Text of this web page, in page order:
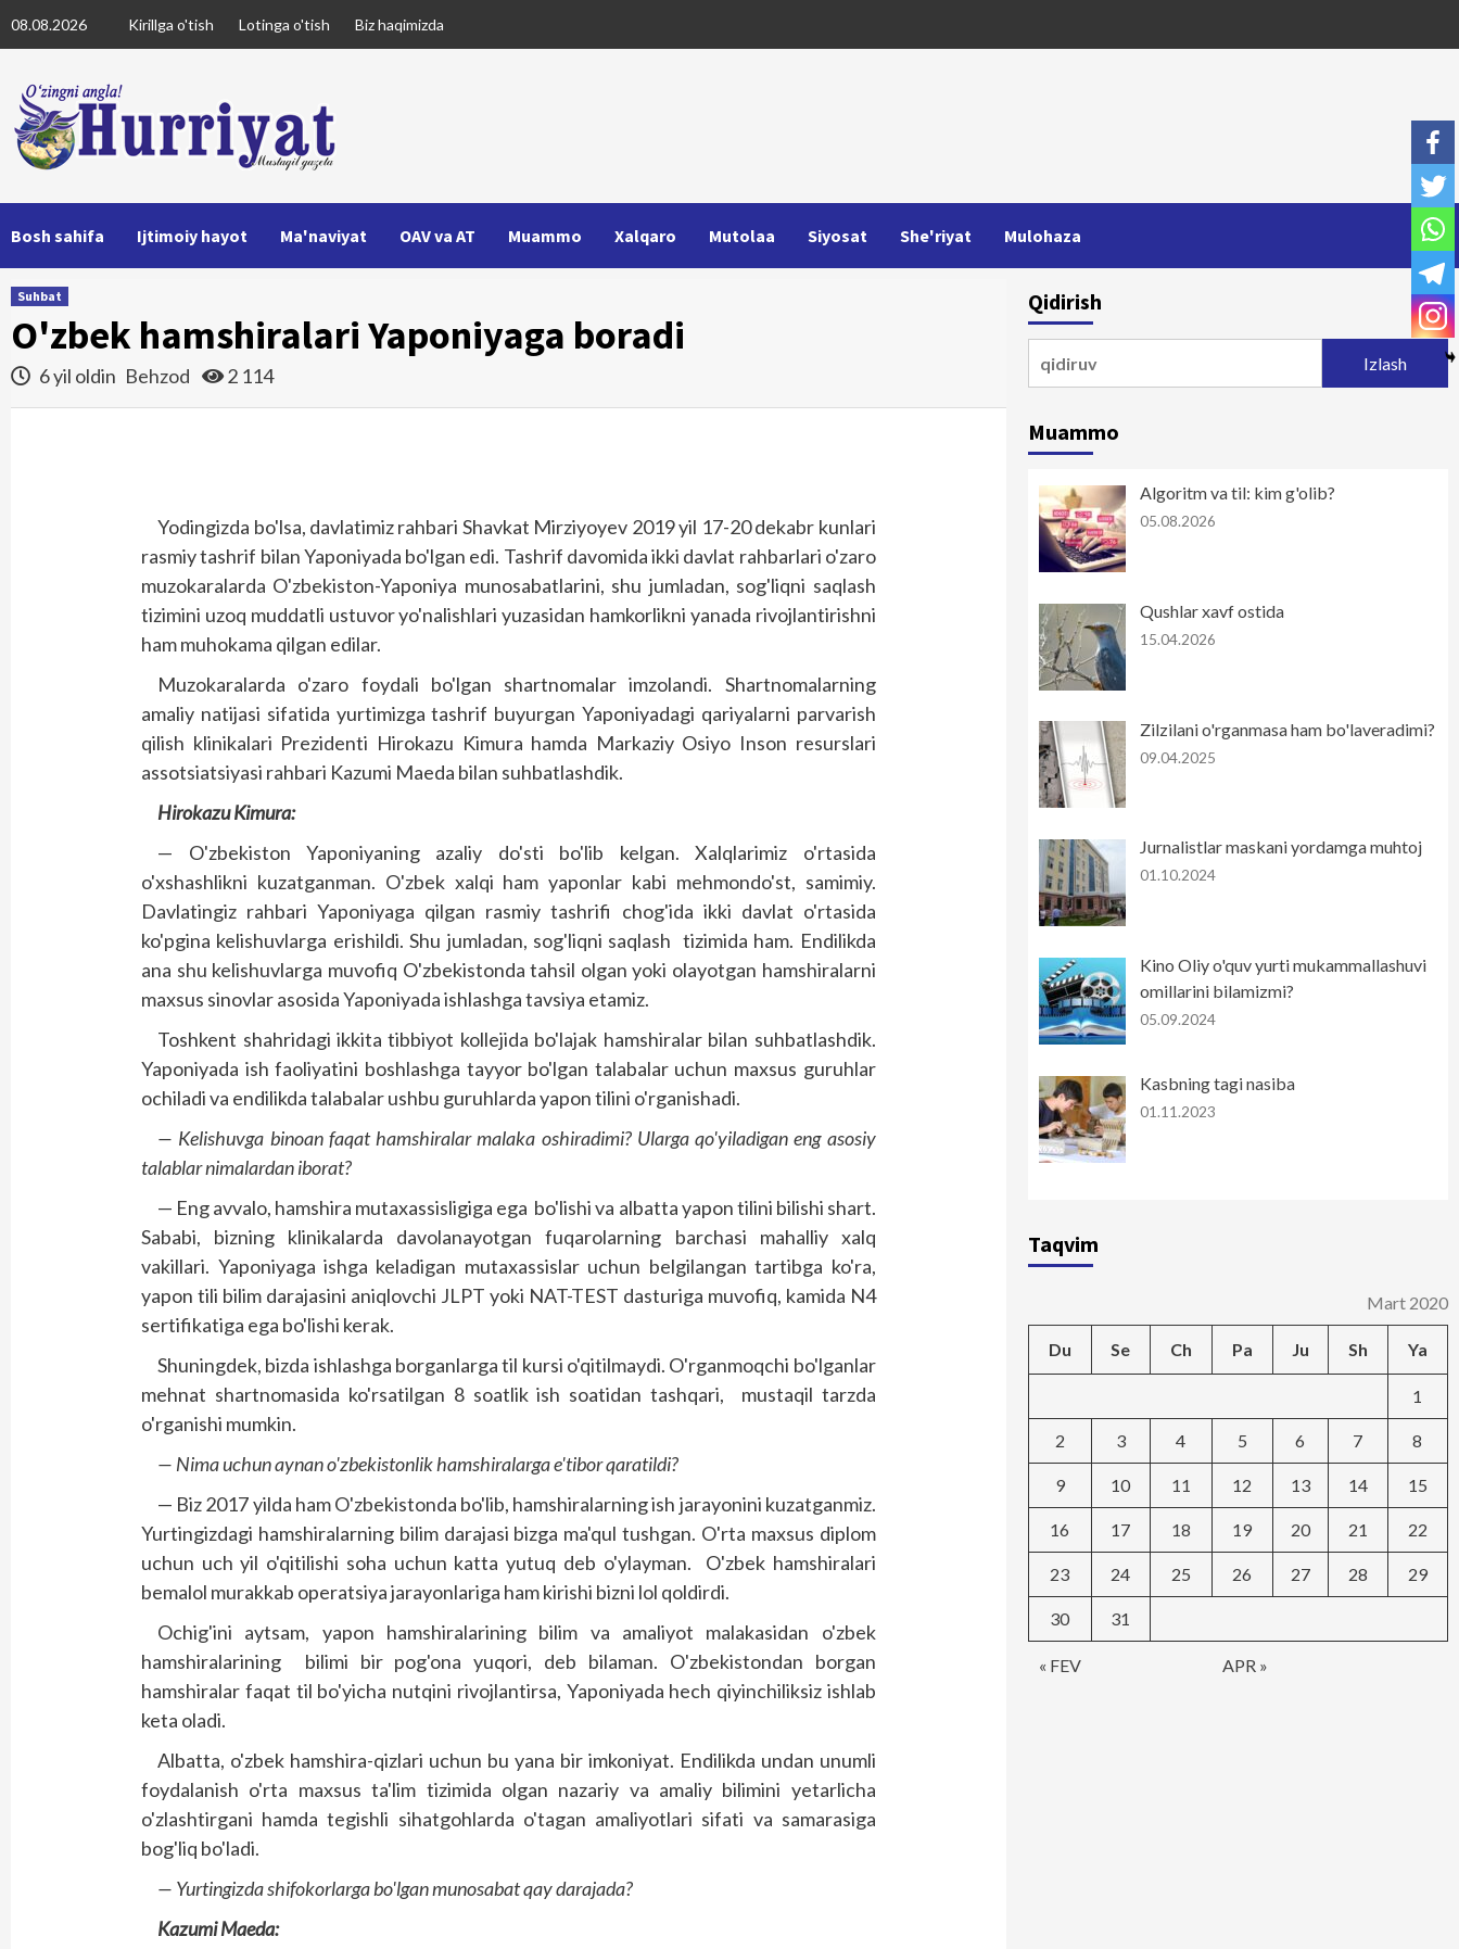
to
08.08.2026 Kirillga o'tish Lotinga o'tish Biz haqimizda
Bosh sahifa Ijtimoiy hayot Ma'naviyat OAV va AT Muammo Xalqaro Mutolaa Siyosat She'riyat Mulohaza
Suhbat
O'zbek hamshiralari Yaponiyaga boradi
6 yil oldin Behzod 2 114
Yodingizda bo'lsa, davlatimiz rahbari Shavkat Mirziyoyev 2019 yil 17-20 dekabr kunlari
rasmiy tashrif bilan Yaponiyada bo'lgan edi. Tashrif davomida ikki davlat rahbarlari o'zaro
muzokaralarda O'zbekiston-Yaponiya munosabatlarini, shu jumladan, sog'liqni saqlash
tizimini uzoq muddatli ustuvor yo'nalishlari yuzasidan hamkorlikni yanada rivojlantirishni
ham muhokama qilgan edilar.
Muzokaralarda o'zaro foydali bo'lgan shartnomalar imzolandi. Shartnomalarning
amaliy natijasi sifatida yurtimizga tashrif buyurgan Yaponiyadagi qariyalarni parvarish
qilish klinikalari Prezidenti Hirokazu Kimura hamda Markaziy Osiyo Inson resurslari
assotsiatsiyasi rahbari Kazumi Maeda bilan suhbatlashdik.
HirokazuKimura:
— O'zbekiston Yaponiyaning azaliy do'sti bo'lib kelgan. Xalqlarimiz o'rtasida
o'xshashlikni kuzatganman. O'zbek xalqi ham yaponlar kabi mehmondo'st, samimiy.
Davlatingiz rahbari Yaponiyaga qilgan rasmiy tashrifi chog'ida ikki davlat o'rtasida
ko'pgina kelishuvlarga erishildi. Shu jumladan, sog'liqni saqlash tizimida ham. Endilikda
ana shu kelishuvlarga muvofiq O'zbekis­tonda tahsil olgan yoki olayotgan hamshiralarni
maxsus sinovlar asosida Yapo­niyada ishlashga tavsiya etamiz.
Toshkent shahridagi ikkita tibbiyot kollejida bo'lajak hamshiralar bilan suhbatlashdik.
Yaponiyada ish faoliyatini boshlashga tayyor bo'lgan talabalar uchun maxsus guruhlar
ochiladi va endilikda talabalar ushbu guruhlarda yapon tilini o'rganishadi.
— Kelishuvga binoan faqat hamshiralar malaka oshiradimi? Ularga qo'yiladigan eng asosiy
talablar nimalardan iborat?
— Eng avvalo, hamshira mutaxassisligiga ega bo'lishi va albatta yapon tilini bilishi shart.
Sababi, bizning klinikalarda davolanayotgan fuqarolarning barchasi mahalliy xalq
vakillari. Yaponiyaga ishga keladigan mutaxassislar uchun belgilangan tartibga ko'ra,
yapon tili bilim darajasini aniqlovchi JLPT yoki NAT-TEST dasturiga muvofiq, kamida N4
sertifikatiga ega bo'lishi kerak.
Shuningdek, bizda ishlashga borganlarga til kursi o'qitilmaydi. O'rganmoqchi bo'lganlar
mehnat shartnomasida ko'rsatilgan 8 soatlik ish soatidan tashqari, mustaqil tarzda
o'rganishi mumkin.
— Nima uchun aynan o'zbekis­tonlik hamshiralarga e'tibor qaratildi?
— Biz 2017 yilda ham O'zbekistonda bo'lib, hamshiralarning ish jarayonini kuzatganmiz.
Yurtingizdagi hamshiralarning bilim darajasi bizga ma'qul tushgan. O'rta maxsus diplom
uchun uch yil o'qitilishi soha uchun katta yutuq deb o'ylayman. O'zbek hamshiralari
bemalol murakkab operatsiya jarayonlariga ham kirishi bizni lol qoldirdi.
Ochig'ini aytsam, yapon hamshiralarining bilim va amaliyot malakasidan o'zbek
hamshiralarining bilimi bir pog'ona yuqori, deb bilaman. O'zbekis­tondan borgan
hamshiralar faqat til bo'yicha nutqini rivoj­lantirsa, Yaponiyada hech qiyinchiliksiz ishlab
keta oladi.
Albatta, o'zbek hamshira-qizlari uchun bu yana bir imkoniyat. Endilikda undan unumli
foydalanish o'rta maxsus ta'lim tizimida olgan nazariy va amaliy bilimini yetarlicha
o'zlashtirgani hamda tegishli sihatgohlarda o'tagan amaliyotlari sifati va samarasiga
bog'liq bo'ladi.
— Yurtingizda shifokorlarga bo'lgan munosabat qay darajada?
Kazumi Maeda:
Qidirish
Muammo
Algoritm va til: kim g'olib?
05.08.2026
Qushlar xavf ostida
15.04.2026
Zilzilani o'rganmasa ham bo'laveradimi?
09.04.2025
Jurnalistlar maskani yordamga muhtoj
01.10.2024
Kino Oliy o'quv yurti mukammallashuvi
omillarini bilamizmi?
05.09.2024
Kasbning tagi nasiba
01.11.2023
Taqvim
Mart 2020
Du Se Ch Pa Ju Sh Ya
« FEV APR »
1
2 3 4 5 6 7 8
9 10 11 12 13 14 15
16 17 18 19 20 21 22
23 24 25 26 27 28 29
30 31